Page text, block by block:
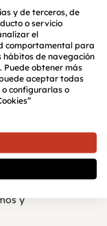
de solicitud,
de éxito.
para impulsar la
empresas, por lo
digital
de tu solicitud.
funciona?
el Gobierno de
y
y de terceros, de
o servicio
el
comportamental para
de navegación
Puede obtener más
aceptar todas
o configurarlas o